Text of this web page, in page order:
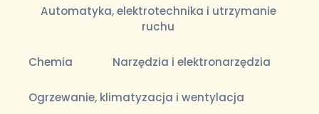
Automatyka, elektrotechnika i utrzymanie
ruchu
Chemia Narzędzia i elektronarzędzia
Ogrzewanie, klimatyzacja i wentylacja